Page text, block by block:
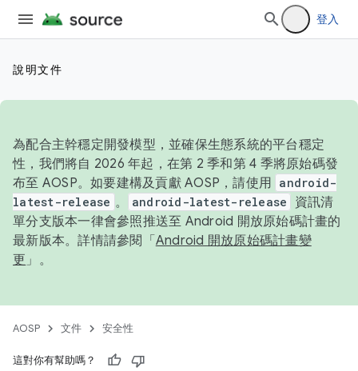
登入
說明文件
為配合主幹穩定開發模型，並確保生態系統的平台穩定
性，我們將自 2026 年起，在第 2 季和第 4 季將原始碼發
布至 AOSP。如要建構及貢獻 AOSP，請使用 android-
latest-release 。 android-latest-release
資訊清
單分支版本一律會參照推送至 Android 開放原始碼計畫的
最新版本。詳情請參閱「 Android 開放原始碼計畫變
更 」。
AOSP 文件 安全性
這對你有幫助嗎？